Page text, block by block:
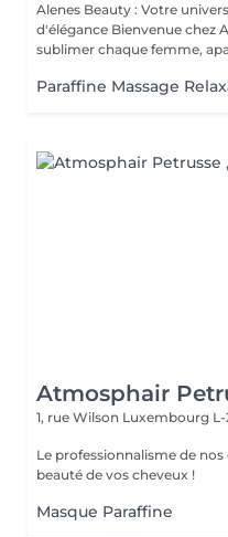
Alenes Beauty : Votre
d'élégance Bienvenue chez Alenes Beauty, un lieu pensé pour
sublimer chaque femme,
Paraffine Massage
Atmosphair
1, rue Wilson Luxembourg L-
Le professionnalisme de
beauté de vos cheveux !
Masque Paraffine